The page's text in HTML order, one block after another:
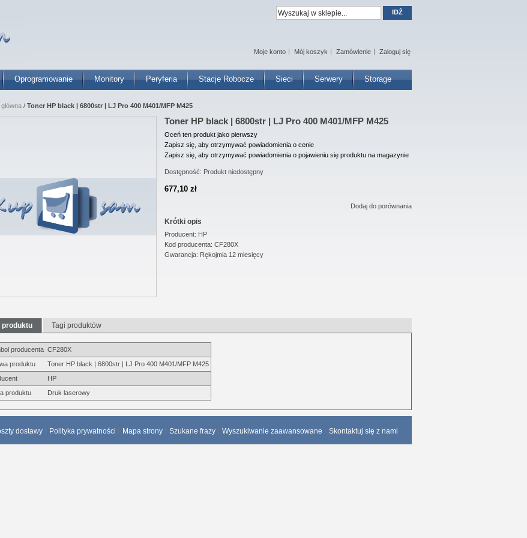
Oprogramowanie Monitory Peryferia Stacje Robocze Sieci Serwery Storage
Moje konto Mój koszyk Zamówienie Zaloguj się
IDŹ
/ Toner HP black | 6800str | LJ Pro 400 M401/MFP M425
Toner HP black | 6800str | LJ Pro 400 M401/MFP M425
Oceń ten produkt jako pierwszy
Zapisz się, aby otrzymywać powiadomienia o cenie
Zapisz się, aby otrzymywać powiadomienia o pojawieniu się produktu na magazynie
Dostępność: Produkt niedostępny
677,10 zł
Dodaj do porównania
Krótki opis
Producent: HP
Kod producenta: CF280X
Gwarancja: Rękojmia 12 miesięcy
produktu Tagi produktów
producenta CF280X
produktu
Toner HP black | 6800str | LJ Pro 400 M401/MFP M425
HP
produktu
Druk laserowy
dostawy Polityka prywatności Mapa strony Szukane frazy Wyszukiwanie zaawansowane Skontaktuj się z nami